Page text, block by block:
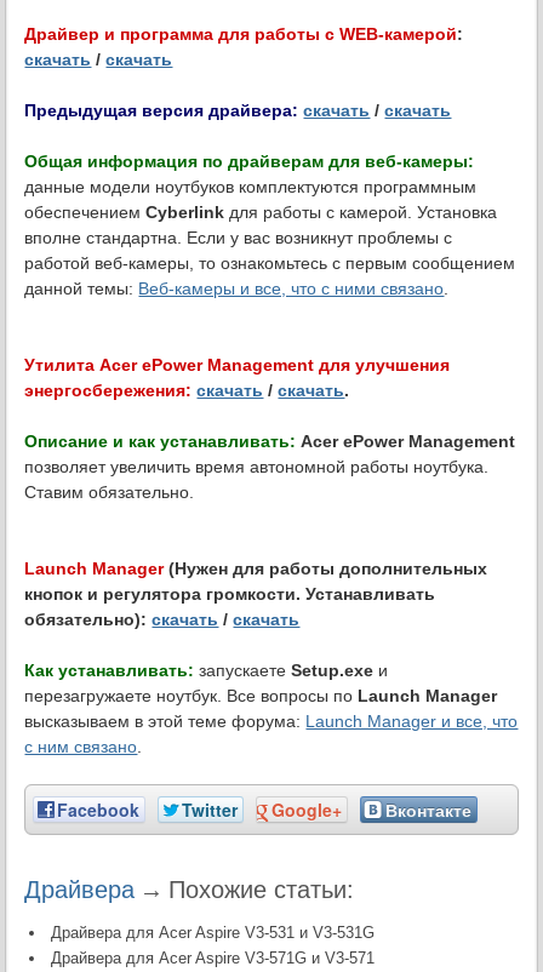
Драйвер и программа для работы с WEB-камерой:
скачать /скачать
Предыдущая версия драйвера: скачать /скачать
Общая информация по драйверам для веб-камеры:
данные модели ноутбуков комплектуются программным
обеспечениемCyberlink для работы с камерой. Установка
вполне стандартна. Если у вас возникнут проблемы с
работой веб-камеры, то ознакомьтесь с первым сообщением
данной темы: Веб-камеры и все, что с ними связано
Утилита Acer ePower Management для улучшения
энергосбережения: скачать /скачать.
Описание и как устанавливать: Acer ePower Management
позволяет увеличить время автономной работы ноутбука.
Ставим обязательно.
Launch Manager(Нужен для работы дополнительных
кнопок и регулятора громкости. Устанавливать
обязательно):скачать /скачать
Как устанавливать: запускаетеSetup.exe и
перезагружаете ноутбук. Все вопросы по Launch Manager
высказываем в этой теме форума: Launch Manager и все, что
с ним связано
Facebook Twitter Google+ Вконтакте
Драйвера → Похожие статьи:
Драйвера для Acer Aspire V3-531 и V3-531G
Драйвера для Acer Aspire V3-571G и V3-571